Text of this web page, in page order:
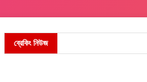
ব্রেকিং নিউজ